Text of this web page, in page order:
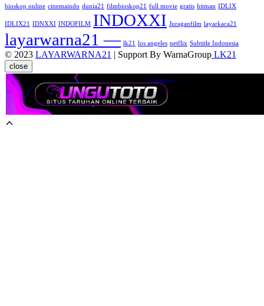
bioskop online cinemaindo dunia21 filmbioskop21 full movie gratis hitman IDLIX
IDLIX21 IDNXXI INDOFILM INDOXXI Juraganfilm layarkaca21
layarwarna21 — lk21 los angeles netflix Subtitle Indonesia
© 2023 LAYARWARNA21 | Support By WarnaGroup LK21
close